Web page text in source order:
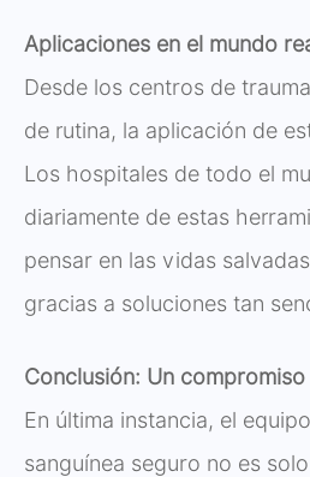
Aplicaciones en el mundo
Desde los centros de
de rutina, la aplicación de
Los hospitales de todo el
diariamente de estas
pensar en las vidas
gracias a soluciones tan
Conclusión: Un
En última instancia, el
sanguínea seguro no es